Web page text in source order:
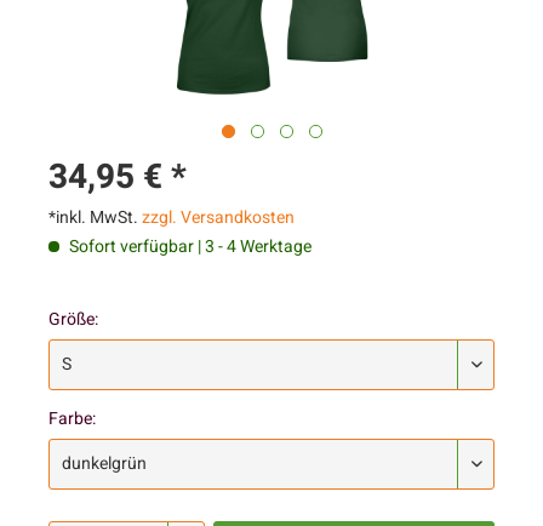
34,95 € *
*inkl. MwSt.zzgl. Versandkosten
Sofort verfügbar | 3 - 4 Werktage
Größe:
Farbe: